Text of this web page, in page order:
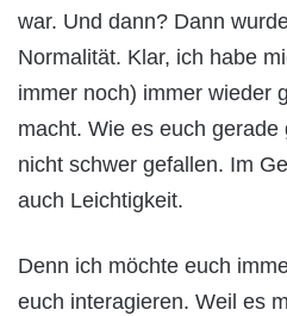
war. Und dann? Dann
Normalität. Klar, ich habe
immer noch) immer wieder
macht. Wie es euch
nicht schwer gefallen. Im
auch Leichtigkeit.
Denn ich möchte euch
euch interagieren. Weil es